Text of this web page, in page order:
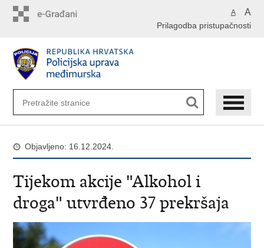
A A
Prilagodba pristupačnosti
Objavljeno: 16.12.2024.
Tijekom akcije "Alkohol i
droga" utvrđeno 37 prekršaja